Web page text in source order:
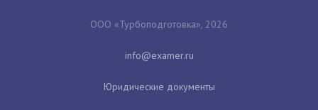
ООО «Турбоподготовка», 2026
Юридические документы